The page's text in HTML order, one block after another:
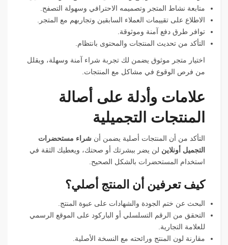
متابعة نشاط المتجر وتصميمه الاحترافي وسهولة التصفح.
الاطلاع على تقييمات العملاء السابقين وتجاربهم مع المتجر.
توافر طرق دفع آمنة وموثوقة.
التأكد من تحديث المنتجات والمحتوى بانتظام.
اختيار متجر موثوق يضمن لك تجربة شراء آمنة وسهلة، ويقلل
من فرص الوقوع في مشاكل مع المنتجات.
علامات وأدلة على أصالة
المنتجات التجميلية
التأكد من أن المنتجات أصلية يضمن أن شراء مستحضرات
التجميل أونلاين لن يضر ببشرتك أو صحتك، ويعطيك الثقة في
استخدام المستحضرات بالشكل الصحيح.
كيف تعرفين أن المنتج أصلي؟
البحث عن ختم الجودة والشهادات على عبوة المنتج.
التحقق من الرقم التسلسلي أو الباركود على الموقع الرسمي
للعلامة التجارية.
مقارنة لون المنتج ورائحته مع النسخة الأصلية.